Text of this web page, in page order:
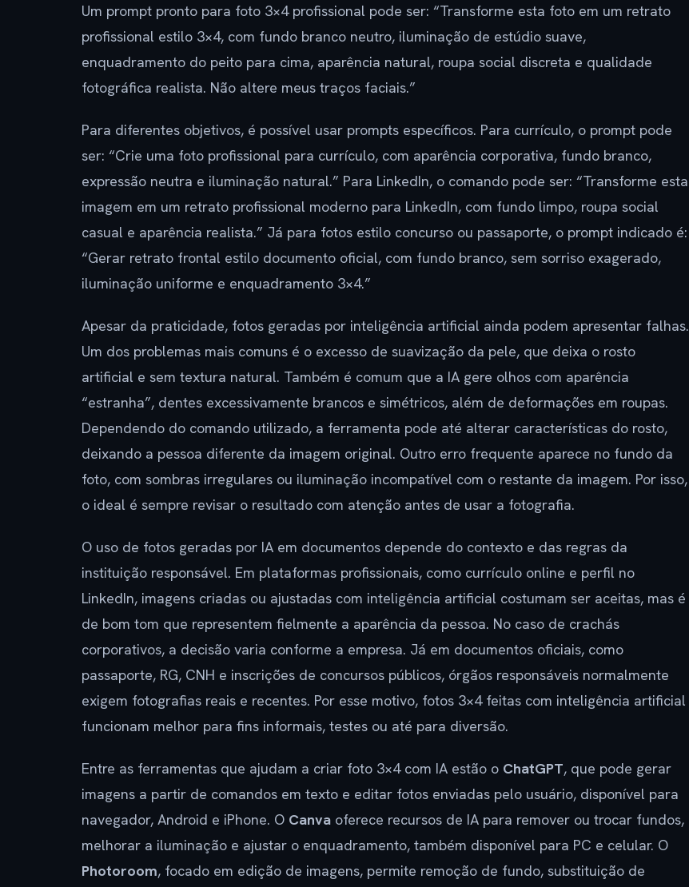
Um prompt pronto para foto 3×4 profissional pode ser: “Transforme esta foto em um retrato
profissional estilo 3×4, com fundo branco neutro, iluminação de estúdio suave,
enquadramento do peito para cima, aparência natural, roupa social discreta e qualidade
fotográfica realista. Não altere meus traços faciais.”
Para diferentes objetivos, é possível usar prompts específicos. Para currículo, o prompt pode
ser: “Crie uma foto profissional para currículo, com aparência corporativa, fundo branco,
expressão neutra e iluminação natural.” Para LinkedIn, o comando pode ser: “Transforme esta
imagem em um retrato profissional moderno para LinkedIn, com fundo limpo, roupa social
casual e aparência realista.” Já para fotos estilo concurso ou passaporte, o prompt indicado é:
“Gerar retrato frontal estilo documento oficial, com fundo branco, sem sorriso exagerado,
iluminação uniforme e enquadramento 3×4.”
Apesar da praticidade, fotos geradas por inteligência artificial ainda podem apresentar falhas.
Um dos problemas mais comuns é o excesso de suavização da pele, que deixa o rosto
artificial e sem textura natural. Também é comum que a IA gere olhos com aparência
“estranha”, dentes excessivamente brancos e simétricos, além de deformações em roupas.
Dependendo do comando utilizado, a ferramenta pode até alterar características do rosto,
deixando a pessoa diferente da imagem original. Outro erro frequente aparece no fundo da
foto, com sombras irregulares ou iluminação incompatível com o restante da imagem. Por isso,
o ideal é sempre revisar o resultado com atenção antes de usar a fotografia.
O uso de fotos geradas por IA em documentos depende do contexto e das regras da
instituição responsável. Em plataformas profissionais, como currículo online e perfil no
LinkedIn, imagens criadas ou ajustadas com inteligência artificial costumam ser aceitas, mas é
de bom tom que representem fielmente a aparência da pessoa. No caso de crachás
corporativos, a decisão varia conforme a empresa. Já em documentos oficiais, como
passaporte, RG, CNH e inscrições de concursos públicos, órgãos responsáveis normalmente
exigem fotografias reais e recentes. Por esse motivo, fotos 3×4 feitas com inteligência artificial
funcionam melhor para fins informais, testes ou até para diversão.
Entre as ferramentas que ajudam a criar foto 3×4 com IA estão o ChatGPT, que pode gerar
imagens a partir de comandos em texto e editar fotos enviadas pelo usuário, disponível para
navegador, Android e iPhone. O Canva oferece recursos de IA para remover ou trocar fundos,
melhorar a iluminação e ajustar o enquadramento, também disponível para PC e celular. O
Photoroom, focado em edição de imagens, permite remoção de fundo, substituição de